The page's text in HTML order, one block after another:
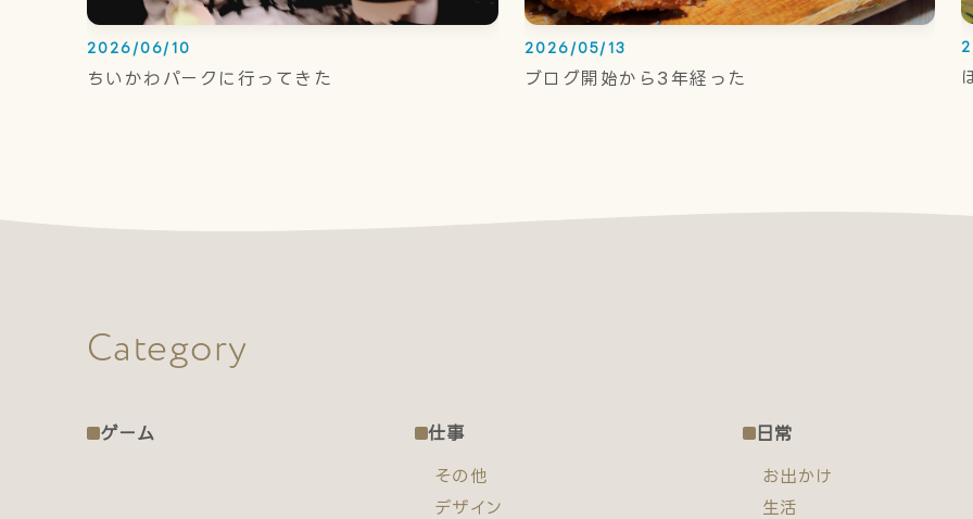
2026/06/10
ちいかわパークに行ってきた
2026/05/13
ブログ開始から3年経った
Category
ゲーム 仕事
その他
デザイン
日常
お出かけ
生活